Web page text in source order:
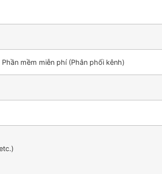
mềm miễn phí (Phân phối kênh)